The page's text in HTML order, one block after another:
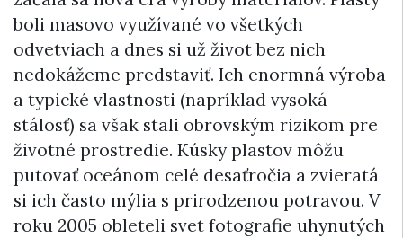
boli masovo využívané vo všetkých
odvetviach a dnes si už život bez nich
nedokážeme predstaviť. Ich enormná výroba
a typické vlastnosti (napríklad vysoká
stálosť) sa však stali obrovským rizikom pre
životné prostredie. Kúsky plastov môžu
putovať oceánom celé desaťročia a zvieratá
si ich často mýlia s prirodzenou potravou. V
roku 2005 obleteli svet fotografie uhynutých